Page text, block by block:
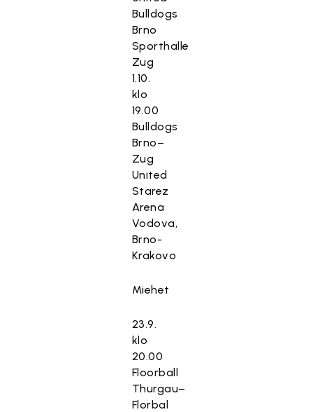
Bulldogs
Brno
Sporthalle
Zug
1.10.
klo
19.00
Bulldogs
Brno–
Zug
United
Starez
Arena
Vodova,
Brno-
Krakovo
Miehet
23.9.
klo
20.00
Floorball
Thurgau–
Florbal